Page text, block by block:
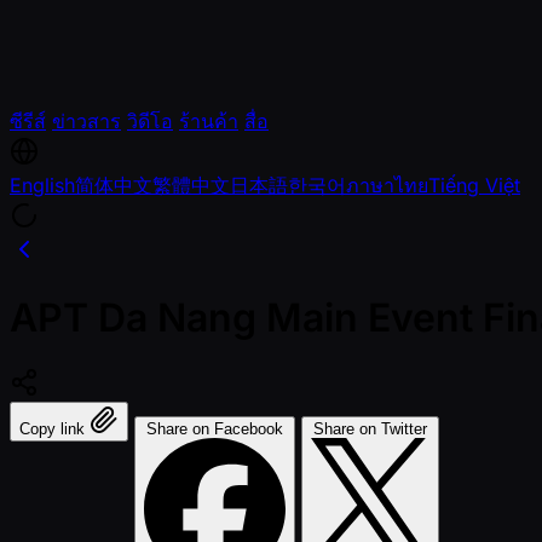
ซีรีส์ ข่าวสาร วิดีโอ ร้านค้า สื่อ
English简体中文繁體中文日本語한국어ภาษาไทยTiếng Việt
Copy link Share on Facebook Share on Twitter